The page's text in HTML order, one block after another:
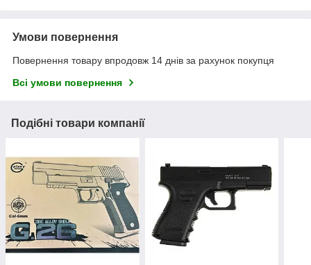
Умови повернення
Повернення товару впродовж 14 днів за рахунок покупця
Всі умови повернення
Подібні товари компанії